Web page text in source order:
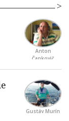
Anton
Čapkovič
Gustáv Murín